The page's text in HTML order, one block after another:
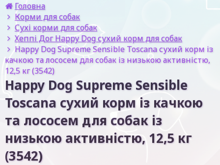
Головна
Корми для собак
Сухі корми для собак
Хеппі Дог Happy Dog сухий корм для собак
Happy Dog Supreme Sensible Toscana сухий корм із
качкою та лососем для собак із низькою активністю,
12,5 кг (3542)
Happy Dog Supreme Sensible
Toscana сухий корм із качкою
та лососем для собак із
низькою активністю, 12,5 кг
(3542)